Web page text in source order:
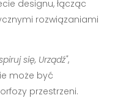
designu, łącząc
rozwiązaniami
się, Urządź",
może być
przestrzeni.